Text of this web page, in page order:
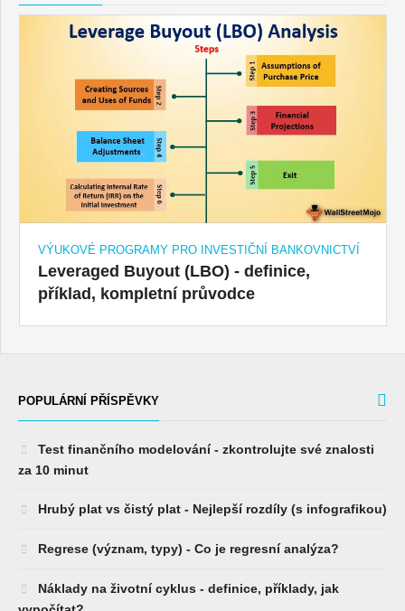
VÝUKOVÉ PROGRAMY PRO INVESTIČNÍ BANKOVNICTVÍ
Leveraged Buyout (LBO) - definice,
příklad, kompletní průvodce
POPULÁRNÍ PŘÍSPĚVKY
Test finančního modelování - zkontrolujte své znalosti
za 10 minut
Hrubý plat vs čistý plat - Nejlepší rozdíly (s infografikou)
Regrese (význam, typy) - Co je regresní analýza?
Náklady na životní cyklus - definice, příklady, jak